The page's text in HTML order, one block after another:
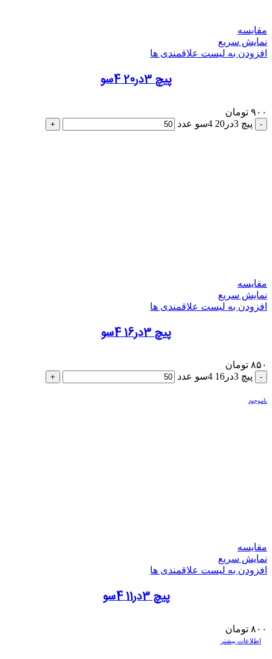
مقایسه
نمایش سریع
افزودن به لیست علاقمندی ها
پیچ 3در20 4سو
۹۰۰ تومان
پیچ 3در20 4سو عدد
مقایسه
نمایش سریع
افزودن به لیست علاقمندی ها
پیچ 3در16 4سو
۸۵۰ تومان
پیچ 3در16 4سو عدد
ناموجود
مقایسه
نمایش سریع
افزودن به لیست علاقمندی ها
پیچ 3در11 4سو
۸۰۰ تومان
اطلاعات بیشتر